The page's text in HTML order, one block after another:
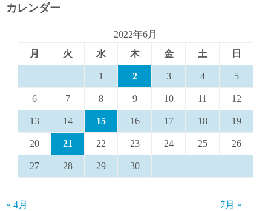
カレンダー
2022年6月
月
火 水 木 金 土 日
1 2 3 4 5
6 7 8 9 10 11 12
13 14 15 16 17 18 19
20 21 22 23 24 25 26
27 28 29 30
« 4月 7月 »